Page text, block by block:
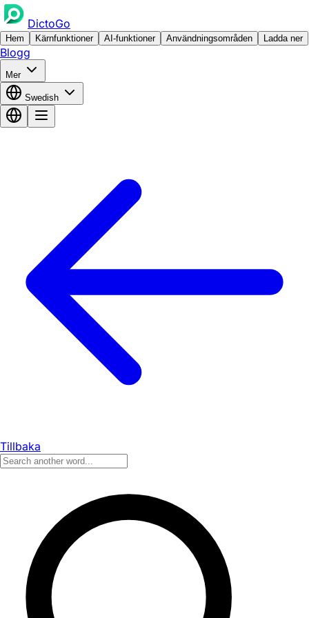
DictoGo
Hem Kärnfunktioner AI-funktioner Användningsområden Ladda ner
Blogg
Mer
Swedish
Tillbaka